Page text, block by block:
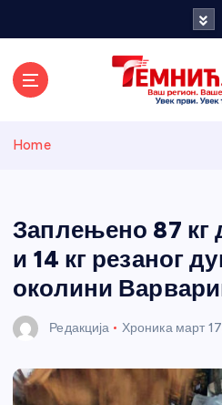
и
Home
Заплењено 87 кг
и 14 кг резаног
околини
Редакција Хроника март